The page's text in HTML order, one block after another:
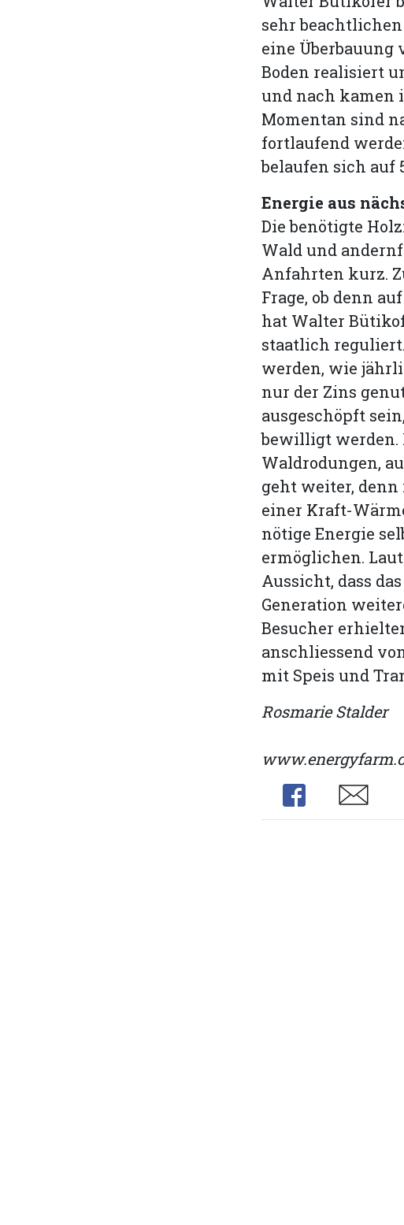
sehr
eine Überbauung
Boden realisiert
und nach kamen
Momentan sind
fortlaufend
belaufen sich auf
Energie aus
Die benötigte
Wald und
Anfahrten kurz.
Frage, ob denn
hat Walter
staatlich
werden, wie
nur der Zins
ausgeschöpft
bewilligt werden.
Waldrodungen,
geht weiter,
einer Kraft-
nötige Energie
ermöglichen.
Aussicht, dass
Generation
Besucher
anschliessend
mit Speis und
Rosmarie Stalder
Share
Share